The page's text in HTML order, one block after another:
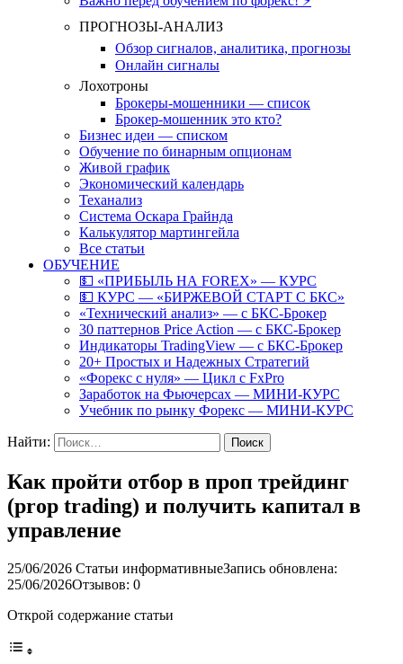
ПРОГНОЗЫ-АНАЛИЗ
Обзор сигналов, аналитика, прогнозы
Онлайн сигналы
Лохотроны
Брокеры-мошенники — список
Брокер-мошенник это кто?
Бизнес идеи — списком
Обучение по бинарным опционам
Живой график
Экономический календарь
Теханализ
Система Оскара Грайнда
Калькулятор мартингейла
Все статьи
ОБУЧЕНИЕ
💵 «ПРИБЫЛЬ НА FOREX» — КУРС
💵 КУРС — «БИРЖЕВОЙ СТАРТ С БКС»
«Технический анализ» — с БКС-Брокер
30 паттернов Price Action — с БКС-Брокер
Индикаторы TradingView — с БКС-Брокер
20+ Простых и Надежных Стратегий
«Форекс с нуля» — Цикл с FxPro
Заработок на Фьючерсах — МИНИ-КУРС
Учебник по рынку Форекс — МИНИ-КУРС
Найти:
Как пройти отбор в проп трейдинг
(prop trading) и получить капитал в
управление
25/06/2026 Статьи информативныеЗапись обновлена:
25/06/2026Отзывов: 0
Открой содержание статьи